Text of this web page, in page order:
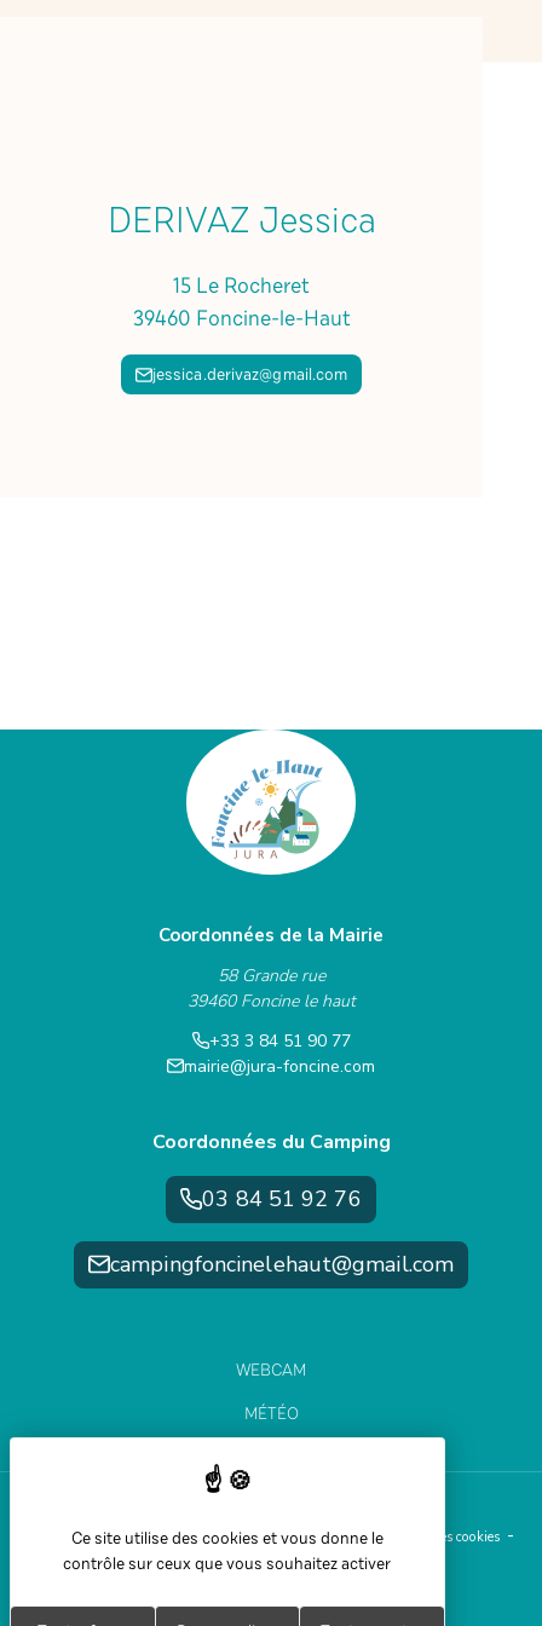
DERIVAZ Jessica
15 Le Rocheret
39460 Foncine-le-Haut
jessica.derivaz@gmail.com
Coordonnées de la Mairie
58 Grande rue
39460 Foncine le haut
+33 3 84 51 90 77
mairie@jura-foncine.com
Coordonnées du Camping
03 84 51 92 76
campingfoncinelehaut@gmail.com
WEBCAM
MÉTÉO
Aide et accessibilité Plan du site Mentions légales
Gestion des cookies
Politique de confidentialité
Ce site utilise des cookies et vous donne le
contrôle sur ceux que vous souhaitez activer